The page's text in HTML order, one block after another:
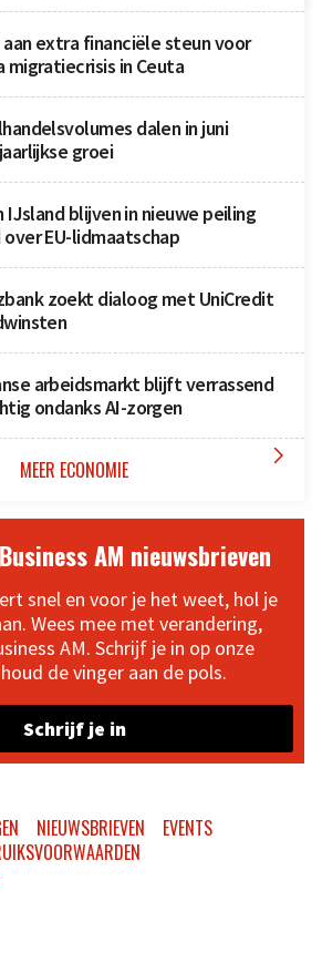
aan extra financiële steun voor
migratiecrisis in Ceuta
dalen in juni
groei
IJsland blijven in nieuwe peiling
EU-lidmaatschap
zoekt dialoog met UniCredit
arbeidsmarkt blijft verrassend
ondanks AI-zorgen
MEER ECONOMIE 
AM nieuwsbrieven
snel en voor je het weet, hol je
Wees mee met verandering,
AM. Schrijf je in op onze
de vinger aan de pols.
Schrijf je in
NIEUWSBRIEVEN
EVENTS